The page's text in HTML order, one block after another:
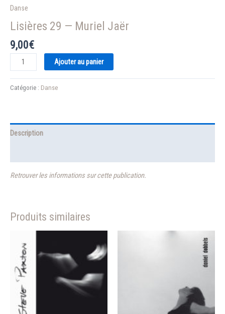
Danse
Lisières 29 — Muriel Jaër
9,00€
quantité
de
Lisières
Jaër
Ajouter au panier
Catégorie : Danse
Description
Retrouver les informations sur cette publication.
Produits similaires